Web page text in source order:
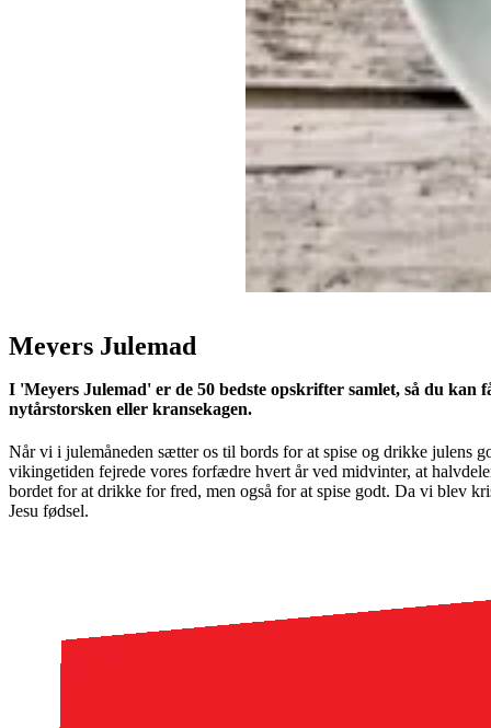
Meyers Julemad
I 'Meyers Julemad' er de 50 bedste opskrifter samlet, så du
nytårstorsken eller kransekagen.
Når vi i julemåneden sætter os til bords for at spise og drikke julens
vikingetiden fejrede vores forfædre hvert år ved midvinter, at
bordet for at drikke for fred, men også for at spise godt. Da vi blev
Jesu fødsel.